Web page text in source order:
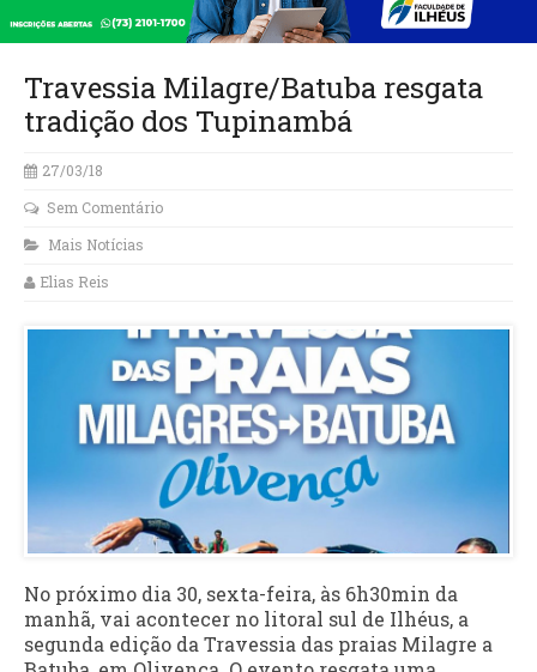
Travessia Milagre/Batuba resgata
tradição dos Tupinambá
27/03/18
Sem Comentário
Mais Notícias
Elias Reis
No próximo dia 30, sexta-feira, às 6h30min da
manhã, vai acontecer no litoral sul de Ilhéus, a
segunda edição da Travessia das praias Milagre a